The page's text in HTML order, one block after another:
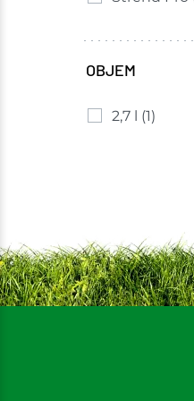
OBJEM
2,7 l (1)